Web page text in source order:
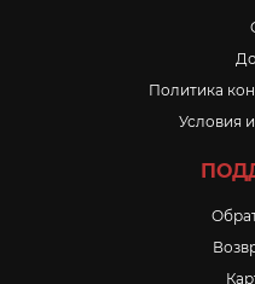
Политика
Условия